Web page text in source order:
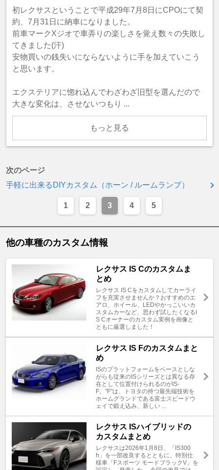
初レクサスということで平成29年7月8日にCPOにて契
約、7月31日に納車になりました。
前車マークXジオで車弄りの楽しさを覚え数々の失敗し
てきました(汗)
安物買いの銭失いにならないように手を加えていこう
と思います。
エクステリアに惚れ込んでわざわざ旧型を選んだので
大きな変化は、させないつもり ...
もっと見る
次のページ
手軽に出来るDIYカスタム（ホーン / ルームランプ）
1 2 3 4 5
他の車種のカスタム情報
レクサス IS Cのカスタムま
とめ
レクサス IS Cをカスタムしてカーライ
フを充実させませんか？おすすめのエ
アロ、ホイール、LEDやかっこいいカ
スタムカーなど、思わず試したくなるI
S Cオーナーのカスタム実例を画像と
ともに厳選しました！
レクサス IS Fのカスタムまと
め
ISのプラットフォームをベースとしな
がらも従来のISシリーズとは異なる存
在として位置付けられるのがIS-
F。"F"は、トヨタの持つ最先端技術を
ホームグランドである富士スピードウ
ェイで鍛え込み、新しい ...
レクサス ISハイブリッドの
カスタムまとめ
レクサスは2026年1月8日、「IS300
h」を一部改良するとともに、特別仕
様車「Fスポーツ モードブラックV」を